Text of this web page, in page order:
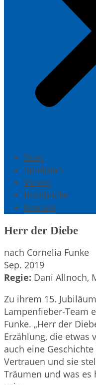
Start
Spielplan
Verein
Rückblicke
Kontakt
Herr der Diebe
nach Cornelia Funke
Sep. 2019
Regie: Dani Allnoch,
Zu ihrem 15.
Lampenfieber-Team
Funke. „Herr der
Erzählung, die etwas
auch eine
Vertrauen und sie
Träumen und was es